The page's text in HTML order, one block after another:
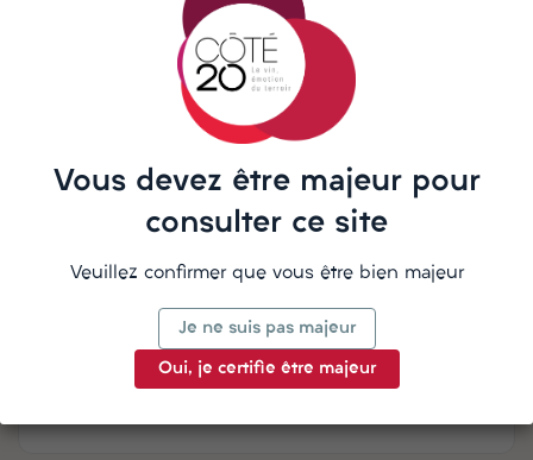
Assemblage : blend de rhums traditionnels extra vieux et
de rhums très vieux Grand Arôme (vieillis jusqu’à 9 ans)
Distillation : colonne Savalle (profil plus exubérant)
La description
Vous devez être majeur pour
consulter ce site
Veuillez confirmer que vous être bien majeur
Je ne suis pas majeur
Oui, je certifie être majeur